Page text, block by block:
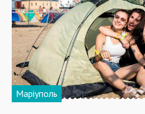
Маріуполь